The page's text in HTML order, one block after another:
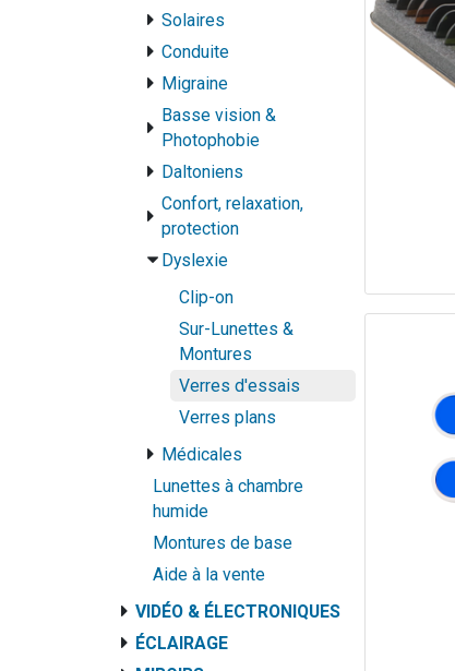
Solaires
Conduite
Migraine
Basse vision &
Photophobie
Daltoniens
Confort, relaxation,
protection
Dyslexie
Clip-on
Sur-Lunettes &
Montures
Verres d'essais
Verres plans
Médicales
Lunettes à chambre
humide
Montures de base
Aide à la vente
VIDÉO & ÉLECTRONIQUES
ÉCLAIRAGE